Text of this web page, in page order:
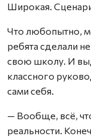
Широкая.
Что любопытно,
ребята сделали
свою школу. И
классного
сами себя.
— Вообще, всё,
реальности.